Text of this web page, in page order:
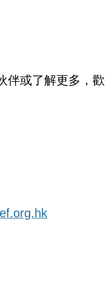
伴或了解更多，歡